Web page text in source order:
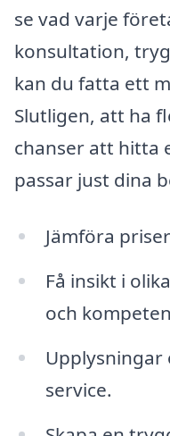
se vad varje
konsultation,
kan du fatta ett
Slutligen, att ha
chanser att hitta
passar just dina
Jämföra
Få insikt i
och
service.